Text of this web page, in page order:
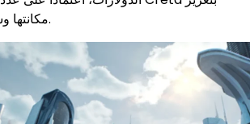
مكانتها وسمعتها في الصناعة.